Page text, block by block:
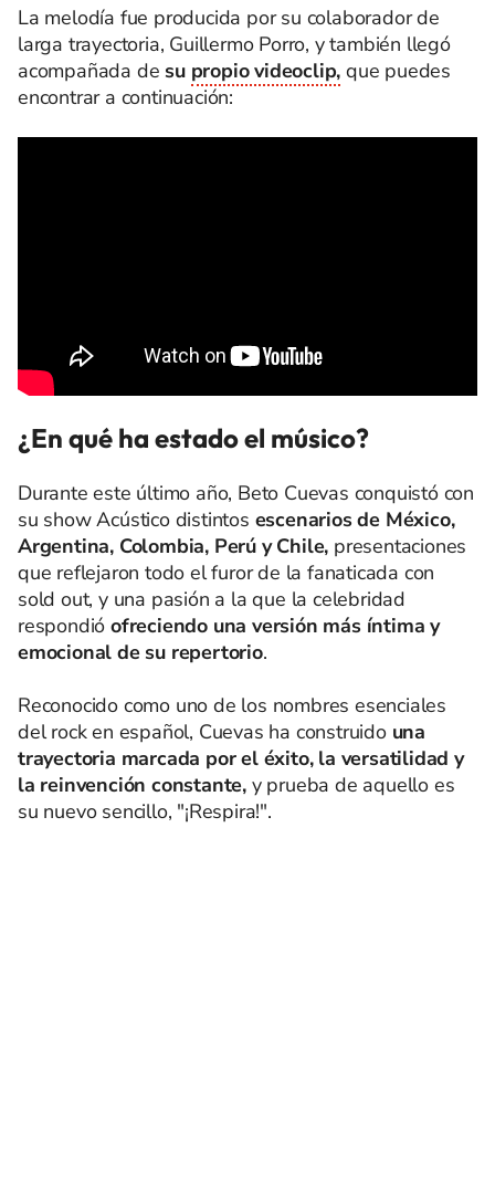
La melodía fue producida por su colaborador de
larga trayectoria, Guillermo Porro, y también llegó
acompañada de su propio videoclip, que puedes
encontrar a continuación:
¿En qué ha estado el músico?
Durante este último año, Beto Cuevas conquistó con
su show Acústico distintos escenarios de México,
Argentina, Colombia, Perú y Chile, presentaciones
que reflejaron todo el furor de la fanaticada con
sold out, y una pasión a la que la celebridad
respondióofreciendo una versión más íntima y
emocional de su repertorio.
Reconocido como uno de los nombres esenciales
del rock en español, Cuevas ha construidouna
trayectoria marcada por el éxito, la versatilidad y
la reinvención constante, y prueba de aquello es
su nuevo sencillo, "¡Respira!".